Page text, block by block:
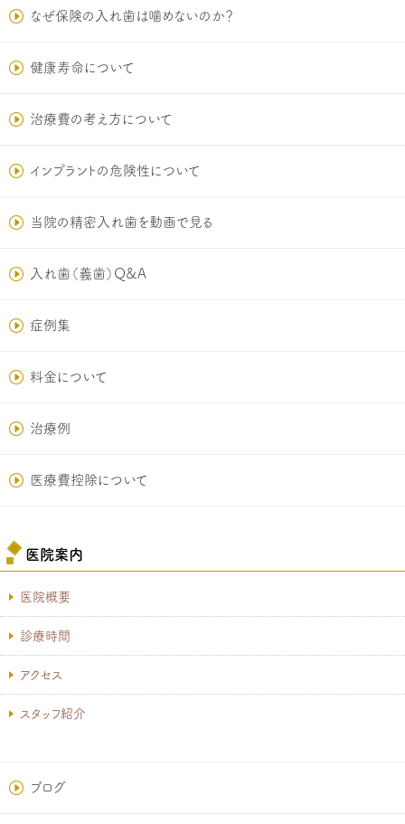
なぜ保険の入れ歯は噛めないのか？
健康寿命について
治療費の考え方について
インプラントの危険性について
当院の精密入れ歯を動画で見る
入れ歯（義歯）Q&A
症例集
料金について
治療例
医療費控除について
医院案内
医院概要
診療時間
アクセス
スタッフ紹介
ブログ